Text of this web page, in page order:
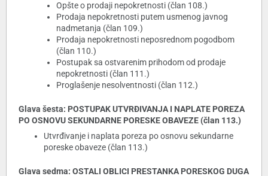
Opšte o prodaji nepokretnosti (član 108.)
Prodaja nepokretnosti putem usmenog javnog
nadmetanja (član 109.)
Prodaja nepokretnosti neposrednom pogodbom
(član 110.)
Postupak sa ostvarenim prihodom od prodaje
nepokretnosti (član 111.)
Proglašenje nesolventnosti (član 112.)
Glava šesta: POSTUPAK UTVRĐIVANJA I NAPLATE POREZA
PO OSNOVU SEKUNDARNE PORESKE OBAVEZE (član 113.)
Utvrđivanje i naplata poreza po osnovu sekundarne
poreske obaveze (član 113.)
Glava sedma: OSTALI OBLICI PRESTANKA PORESKOG DUGA